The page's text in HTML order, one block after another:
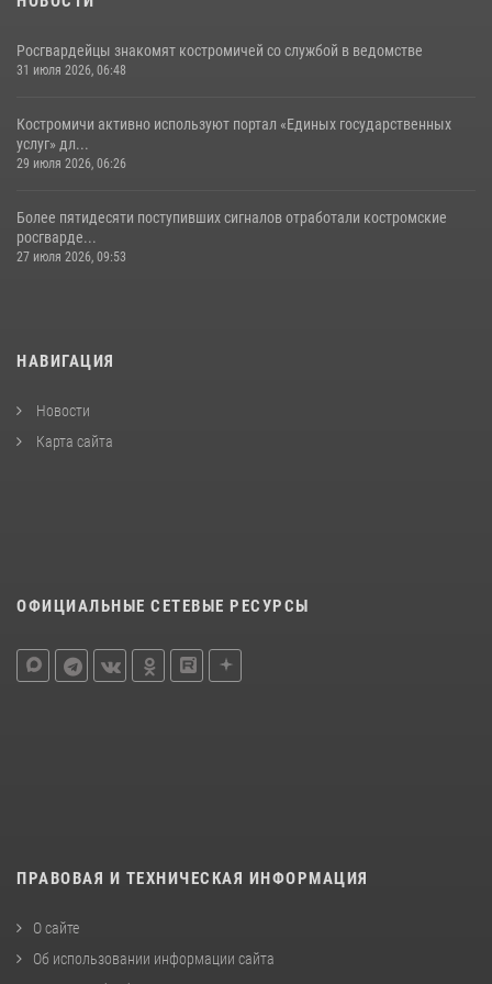
Росгвардейцы знакомят костромичей со службой в ведомстве
31 июля 2026, 06:48
Костромичи активно используют портал «Единых государственных
услуг» дл...
29 июля 2026, 06:26
Более пятидесяти поступивших сигналов отработали костромские
росгварде...
27 июля 2026, 09:53
НАВИГАЦИЯ
Новости
Карта сайта
ОФИЦИАЛЬНЫЕ СЕТЕВЫЕ РЕСУРСЫ
ПРАВОВАЯ И ТЕХНИЧЕСКАЯ ИНФОРМАЦИЯ
О сайте
Об использовании информации сайта